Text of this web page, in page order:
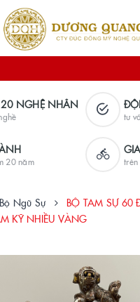
NGHỆ NHÂN
tư
20 năm trên
Bộ Ngũ Sự
BỘ TAM SỰ 60
KỸ NHIỀU VÀNG